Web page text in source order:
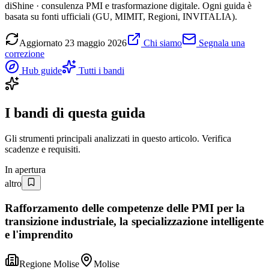
diShine · consulenza PMI e trasformazione digitale. Ogni guida è
basata su fonti ufficiali (GU, MIMIT, Regioni, INVITALIA).
Aggiornato 23 maggio 2026 Chi siamo
Segnala una
correzione
Hub guide
Tutti i bandi
I bandi di questa guida
Gli strumenti principali analizzati in questo articolo. Verifica
scadenze e requisiti.
In apertura
altro
Rafforzamento delle competenze delle PMI per la
transizione industriale, la specializzazione intelligente
e l'imprendito
Regione Molise
Molise